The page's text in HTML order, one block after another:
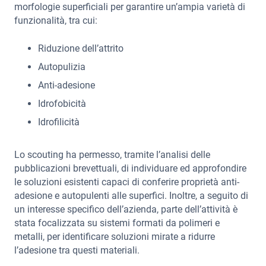
morfologie superficiali per garantire un’ampia varietà di
funzionalità, tra cui:
Riduzione dell’attrito
Autopulizia
Anti-adesione
Idrofobicità
Idrofilicità
Lo scouting ha permesso, tramite l’analisi delle
pubblicazioni brevettuali, di individuare ed approfondire
le soluzioni esistenti capaci di conferire proprietà anti-
adesione e autopulenti alle superfici. Inoltre, a seguito di
un interesse specifico dell’azienda, parte dell’attività è
stata focalizzata su sistemi formati da polimeri e
metalli, per identificare soluzioni mirate a ridurre
l’adesione tra questi materiali.